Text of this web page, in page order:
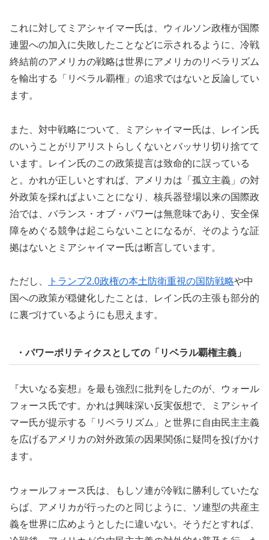
これに対してミアシャイマー氏は、ウィルソン政権が国際
連盟への加入に失敗したことなどに示されるように、冷戦
終結前のアメリカの戦略は世界にアメリカのリベラリズム
を輸出する「リベラル覇権」の追求ではないと反論してい
ます。
また、対中戦略について、ミアシャイマー氏は、レイン氏
のいうことがリアリストらしくないとバッサリ切り捨てて
います。レイン氏のこの政策提言は致命的に誤っている
と。かれが正しいとすれば、アメリカは「孤立主義」の対
外政策を採ればよいことになり、核兵器登場以来の国際政
治では、バランス・オブ・パワーは無意味であり、安全保
障をめぐる競争は起こらないことになるが、そのような証
拠はないとミアシャイマー氏は断言しています。
ただし、 トランプ2.0政権の本土防衛重視の国防戦略や中
国への政策が穏健化したことは、レイン氏の主張も部分的
に裏づけているようにも思えます。
・パワーポリティクスとしての「リベラル覇権主義」
『大いなる妄想』を最も強烈に批判をしたのが、ウォール
フォース氏です。かれは興味深い反実仮想で、ミアシャイ
マー氏が提示する「リベラリズム」と世界に自由民主主義
を広げるアメリカの対外政策の因果関係に疑問を投げかけ
ます。
ウォールフォース氏は、もしソ連が冷戦に勝利していたな
らば、アメリカが行ったのと同じように、ソ連型の共産主
義を世界に広めようとしたに違いない。そうだとすれば、